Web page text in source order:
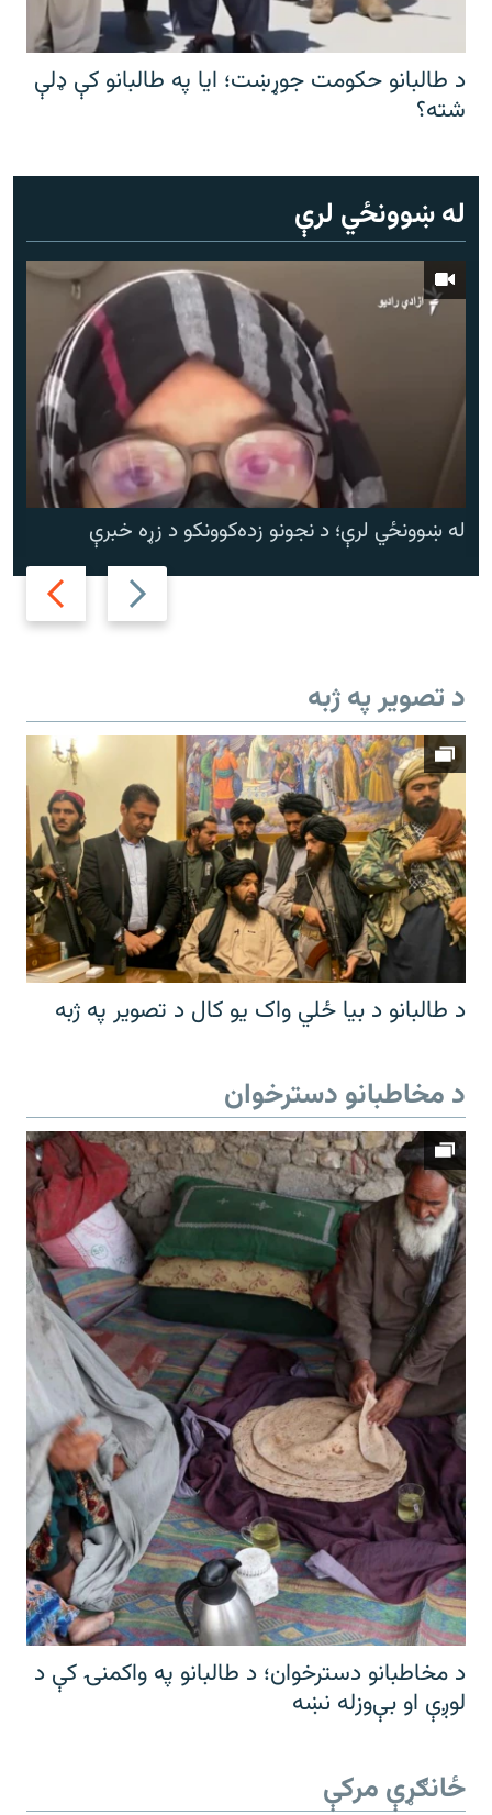
د طالبانو حکومت جوړښت؛ ایا په طالبانو کې ډلې
شته؟
له ښوونځي لرې
Previous
slide
Next
slide
له ښوونځي لرې؛ د نجونو زده‌کوونکو د زړه خبرې
د تصویر په ژبه
د طالبانو د بیا ځلي واک یو کال د تصویر په ژبه
د مخاطبانو دسترخوان
د مخاطبانو دسترخوان؛ د طالبانو په واکمنۍ کې د
لوږې او بې‌وزله نښه
ځانګړې مرکې